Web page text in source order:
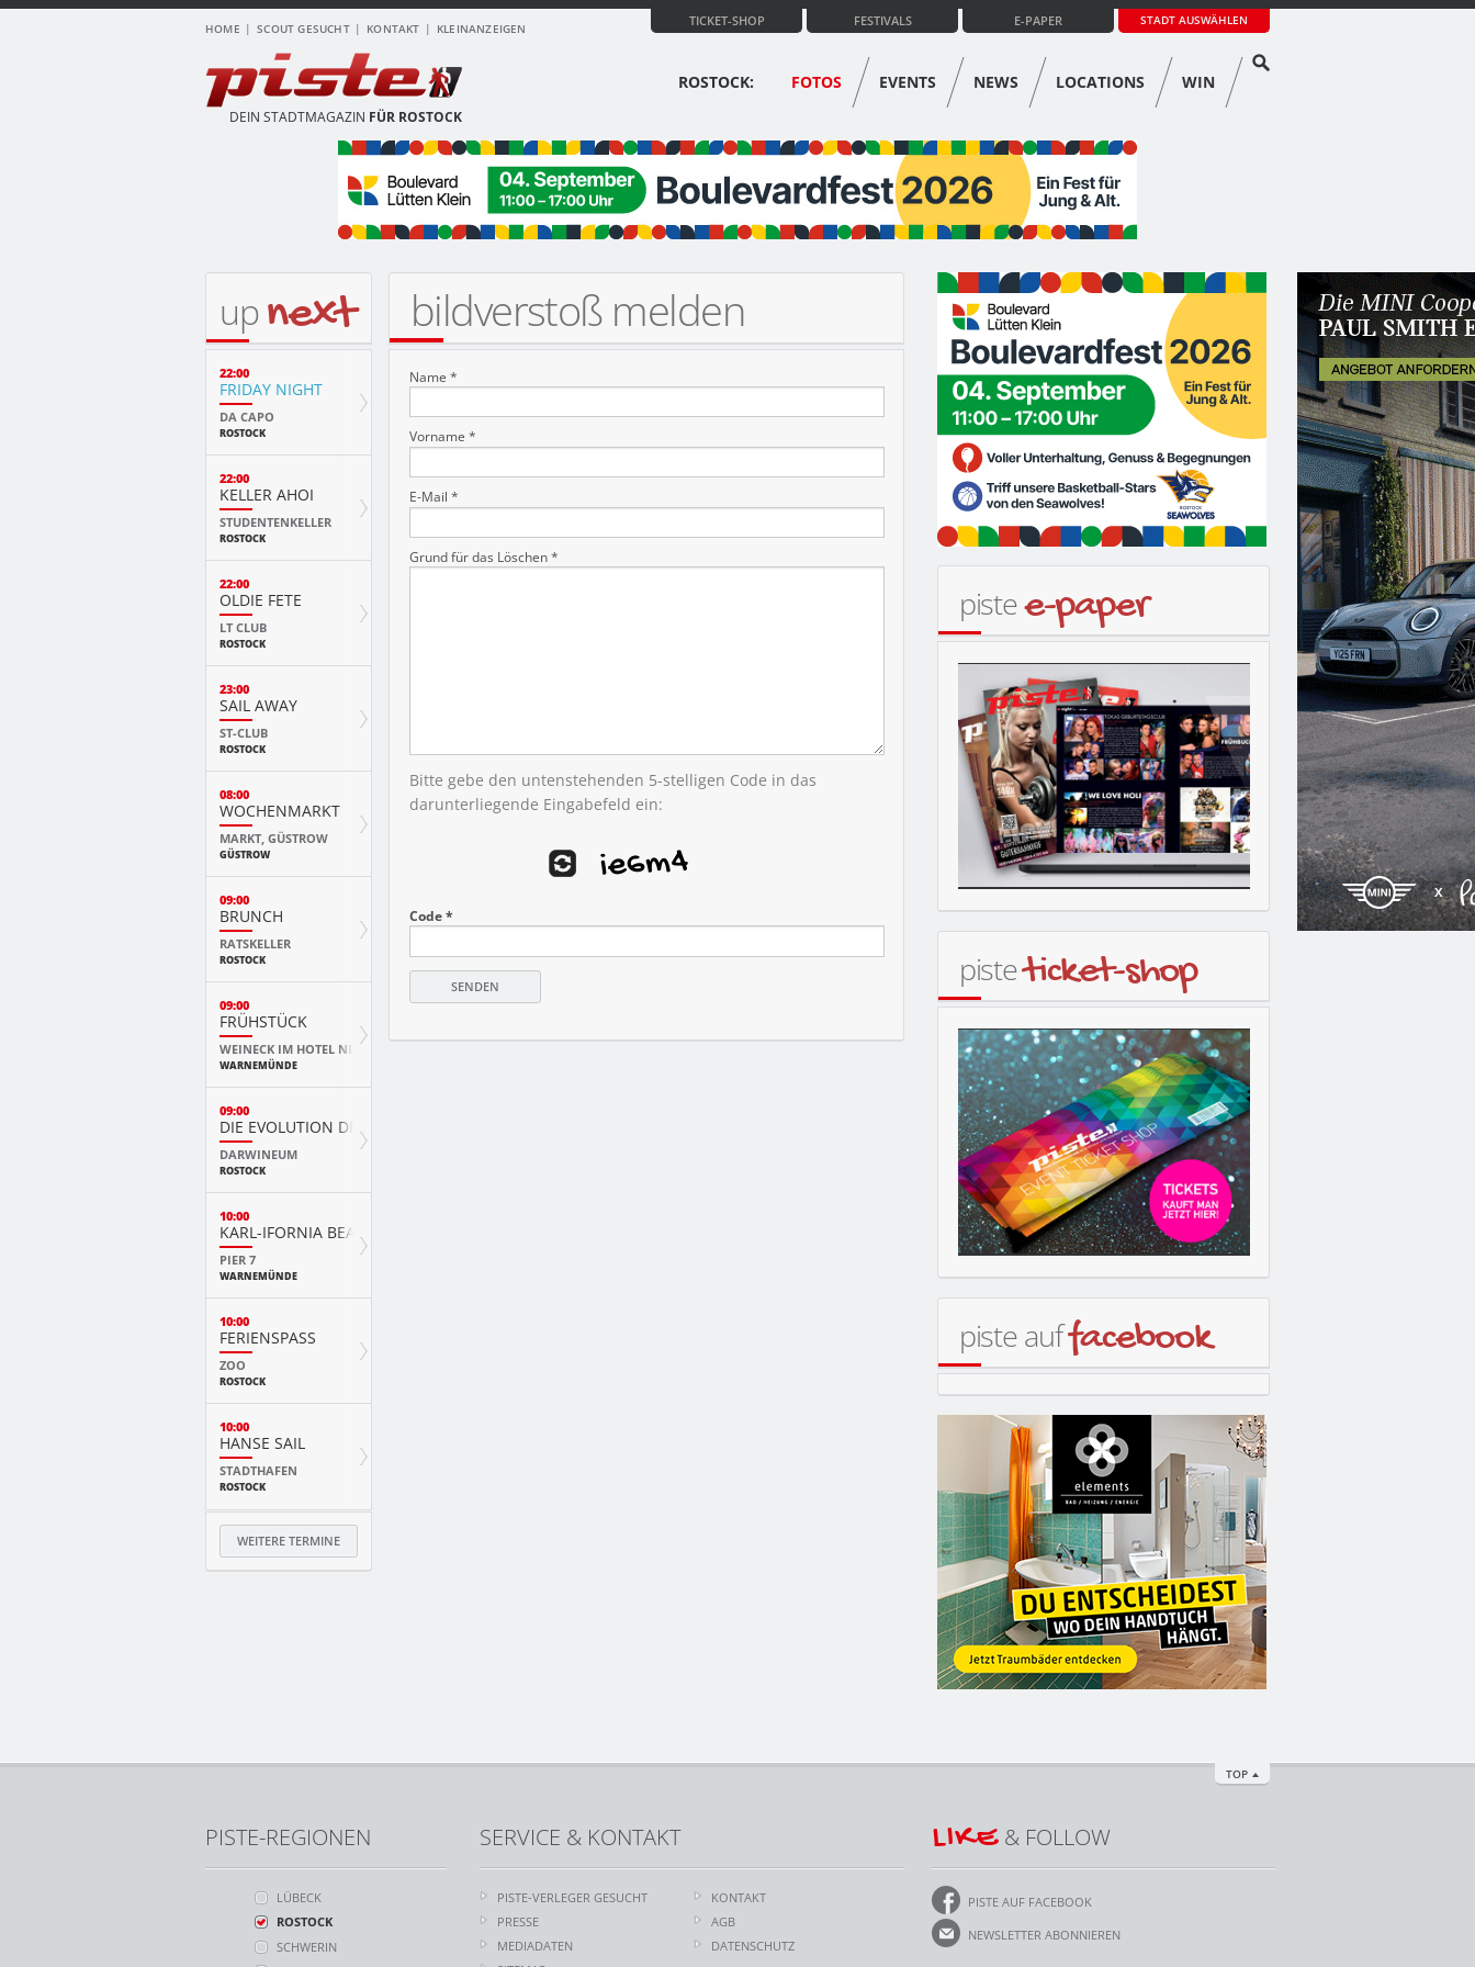
HOME SCOUT GESUCHT KONTAKT KLEINANZEIGEN
STADT AUSWÄHLEN
E-PAPER
FESTIVALS
TICKET-SHOP
DEIN STADTMAGAZIN FÜR ROSTOCK
ROSTOCK: FOTOS EVENTS NEWS LOCATIONS WIN
bildverstoß melden
Name *
Vorname *
E-Mail *
Grund für das Löschen *
Bitte gebe den untenstehenden 5-stelligen Code in das
darunterliegende Eingabefeld ein:
Code *
upnext
22:00
FRIDAY NIGHT
DA CAPO
ROSTOCK
22:00
KELLER AHOI
STUDENTENKELLER
ROSTOCK
22:00
OLDIE FETE
LT CLUB
ROSTOCK
23:00
SAIL AWAY
ST-CLUB
ROSTOCK
08:00
WOCHENMARKT
MARKT, GÜSTROW
GÜSTROW
09:00
BRUNCH
RATSKELLER
ROSTOCK
09:00
FRÜHSTÜCK
WEINECK IM HOTEL NEPTUN
WARNEMÜNDE
09:00
DIE EVOLUTION DER TIERE MIT PLAYMOBIL
DARWINEUM
ROSTOCK
10:00
KARL-IFORNIA BEACH SANDWELTEN
PIER 7
WARNEMÜNDE
10:00
FERIENSPASS
ZOO
ROSTOCK
10:00
HANSE SAIL
STADTHAFEN
ROSTOCK
WEITERE TERMINE
pistee-paper
pisteticket-shop
piste auffacebook
TOP
PISTE-REGIONEN
LÜBECK
ROSTOCK
SCHWERIN
SERVICE & KONTAKT
PISTE-VERLEGER GESUCHT
PRESSE
MEDIADATEN
KONTAKT
AGB
DATENSCHUTZ
LIKE& FOLLOW
PISTE AUF FACEBOOK
NEWSLETTER ABONNIEREN